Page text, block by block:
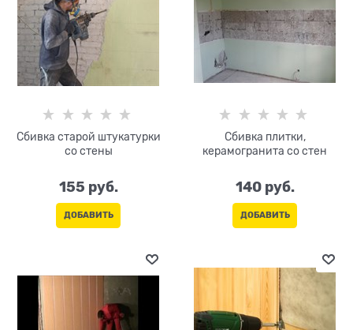
Сбивка старой штукатурки
со стены
155 руб.
ДОБАВИТЬ
Сбивка плитки,
керамогранита со стен
140 руб.
ДОБАВИТЬ